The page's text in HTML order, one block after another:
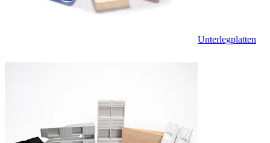
Unterlegplatten